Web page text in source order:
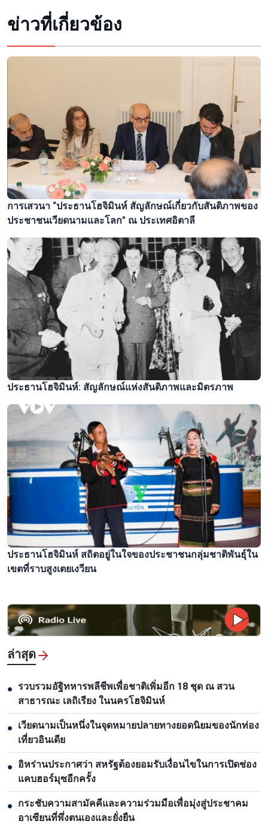
ข่าวที่เกี่ยวข้อง
การเสวนา “ประธานโฮจิมินห์ สัญลักษณ์เกี่ยวกับสันติภาพของ
ประชาชนเวียดนามและโลก” ณ ประเทศอิตาลี
ประธานโฮจิมินห์: สัญลักษณ์แห่งสันติภาพและมิตรภาพ
ประธานโฮจิมินห์ สถิตอยู่ในใจของประชาชนกลุ่มชาติพันธุ์ใน
เขตที่ราบสูงเตยเงวียน
ล่าสุด
● รวบรวมอัฐิทหารพลีชีพเพื่อชาติเพิ่มอีก 18 ชุด ณ สวน
สาธารณะ เลถิเรียง ในนครโฮจิมินห์
● เวียดนามเป็นหนึ่งในจุดหมายปลายทางยอดนิยมของนักท่อง
เที่ยวอินเดีย
● อิหร่านประกาศว่า สหรัฐต้องยอมรับเงื่อนไขในการเปิดช่อง
แคบฮอร์มุซอีกครั้ง
● กระชับความสามัคคีและความร่วมมือเพื่อมุ่งสู่ประชาคม
อาเซียนที่พึ่งตนเองและยั่งยืน